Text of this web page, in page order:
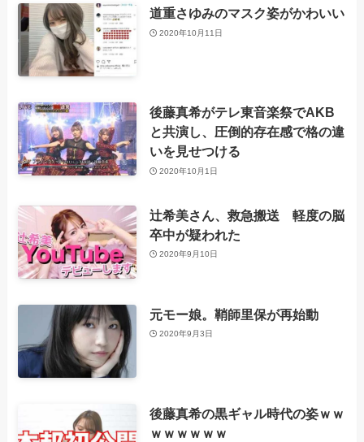
道重さゆみのマスク姿がかわいい
2020年10月11日
後藤真希がテレ東音楽祭でAKB
と共演し、圧倒的存在感で格の違
いを見せつける
2020年10月1日
辻希美さん、救急搬送 軽度の脳
卒中が疑われた
2020年9月10日
元モー娘。鞘師里保が再始動
2020年9月3日
後藤真希の黒ギャル時代の姿ｗｗ
ｗｗｗｗｗｗ